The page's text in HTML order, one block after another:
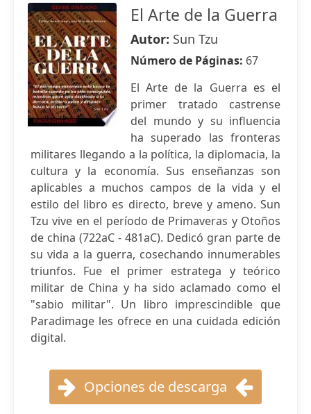
El Arte de la Guerra
Autor: Sun Tzu
Número de Páginas: 67
El Arte de la Guerra es el
primer tratado castrense
del mundo y su influencia
ha superado las fronteras
militares llegando a la política, la diplomacia, la
cultura y la economía. Sus enseñanzas son
aplicables a muchos campos de la vida y el
estilo del libro es directo, breve y ameno. Sun
Tzu vive en el período de Primaveras y Otoños
de china (722aC - 481aC). Dedicó gran parte de
su vida a la guerra, cosechando innumerables
triunfos. Fue el primer estratega y teórico
militar de China y ha sido aclamado como el
"sabio militar". Un libro imprescindible que
Paradimage les ofrece en una cuidada edición
digital.
Opciones de descarga